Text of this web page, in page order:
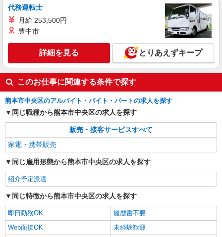
代務運転士
月給 253,500円
豊中市
詳細を見る とりあえずキープ
このお仕事に関連する条件で探す
熊本市中央区のアルバイト・バイト・パートの求人を探す
同じ職種から熊本市中央区の求人を探す
販売・接客サービスすべて
家電・携帯販売
同じ雇用形態から熊本市中央区の求人を探す
紹介予定派遣
同じ特徴から熊本市中央区の求人を探す
即日勤務OK
履歴書不要
Web面接OK
未経験歓迎